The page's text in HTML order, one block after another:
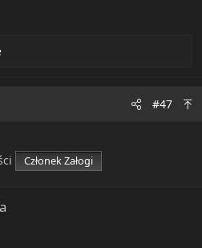
#47
Członek Załogi